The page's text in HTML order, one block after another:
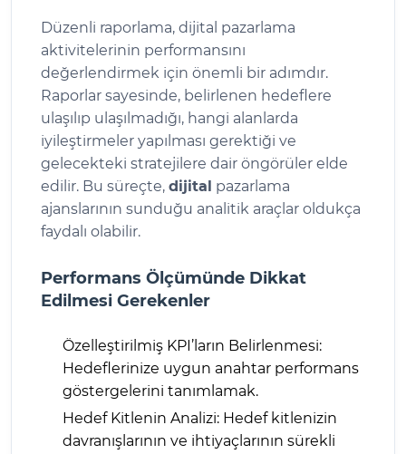
Düzenli raporlama, dijital pazarlama
aktivitelerinin performansını
değerlendirmek için önemli bir adımdır.
Raporlar sayesinde, belirlenen hedeflere
ulaşılıp ulaşılmadığı, hangi alanlarda
iyileştirmeler yapılması gerektiği ve
gelecekteki stratejilere dair öngörüler elde
edilir. Bu süreçte, dijital pazarlama
ajanslarının sunduğu analitik araçlar oldukça
faydalı olabilir.
Performans Ölçümünde Dikkat
Edilmesi Gerekenler
Özelleştirilmiş KPI’ların Belirlenmesi:
Hedeflerinize uygun anahtar performans
göstergelerini tanımlamak.
Hedef Kitlenin Analizi: Hedef kitlenizin
davranışlarının ve ihtiyaçlarının sürekli